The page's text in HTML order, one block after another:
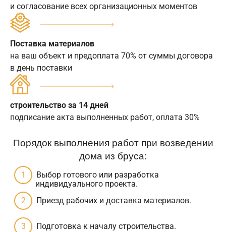
и согласование всех организационных моментов
Поставка материалов
на ваш объект и предоплата 70% от суммы договора
в день поставки
строительство за 14 дней
подписание акта выполненных работ, оплата 30%
Порядок выполнения работ при возведении
дома из бруса:
Выбор готового или разработка
индивидуального проекта.
Приезд рабочих и доставка материалов.
Подготовка к началу строительства.